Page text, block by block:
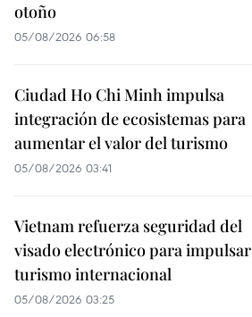
otoño
05/08/2026 06:58
Ciudad Ho Chi Minh impulsa
integración de ecosistemas para
aumentar el valor del turismo
05/08/2026 03:41
Vietnam refuerza seguridad del
visado electrónico para impulsar
turismo internacional
05/08/2026 03:25